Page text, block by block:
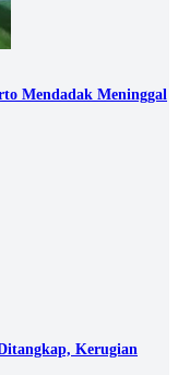
Mendadak Meninggal
Kerugian